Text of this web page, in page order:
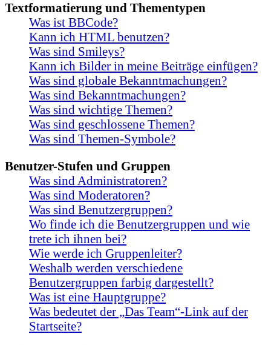
Textformatierung und Thementypen
Was ist BBCode?
Kann ich HTML benutzen?
Was sind Smileys?
Kann ich Bilder in meine Beiträge einfügen?
Was sind globale Bekanntmachungen?
Was sind Bekanntmachungen?
Was sind wichtige Themen?
Was sind geschlossene Themen?
Was sind Themen-Symbole?
Benutzer-Stufen und Gruppen
Was sind Administratoren?
Was sind Moderatoren?
Was sind Benutzergruppen?
Wo finde ich die Benutzergruppen und wie
trete ich ihnen bei?
Wie werde ich Gruppenleiter?
Weshalb werden verschiedene
Benutzergruppen farbig dargestellt?
Was ist eine Hauptgruppe?
Was bedeutet der „Das Team“-Link auf der
Startseite?